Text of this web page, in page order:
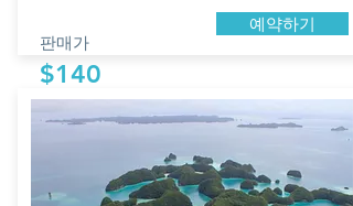
판매가
$140
예약하기